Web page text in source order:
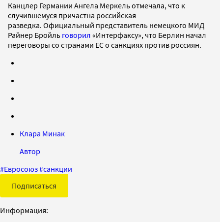
Канцлер Германии Ангела Меркель отмечала, что к
случившемуся причастна российская
разведка. Официальный представитель немецкого МИД
Райнер Бройль говорил «Интерфаксу», что Берлин начал
переговоры со странами ЕС о санкциях против россиян.
Клара Минак
Автор
#Евросоюз#санкции
Подписаться
Информация: